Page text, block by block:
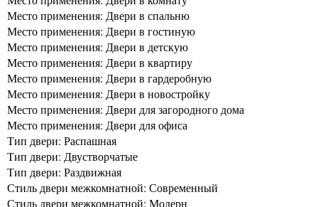
Место применения: Двери в спальню
Место применения: Двери в гостиную
Место применения: Двери в детскую
Место применения: Двери в квартиру
Место применения: Двери в гардеробную
Место применения: Двери в новостройку
Место применения: Двери для загородного дома
Место применения: Двери для офиса
Тип двери: Распашная
Тип двери: Двустворчатые
Тип двери: Раздвижная
Стиль двери межкомнатной: Современный
Стиль двери межкомнатной: Модерн